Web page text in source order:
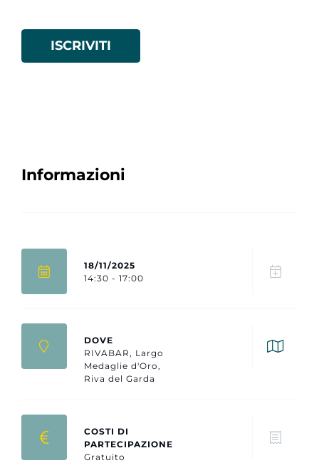
ISCRIVITI
Informazioni
18/11/2025
14:30 - 17:00
DOVE
RIVABAR, Largo
Medaglie d'Oro,
Riva del Garda
COSTI DI
PARTECIPAZIONE
Gratuito